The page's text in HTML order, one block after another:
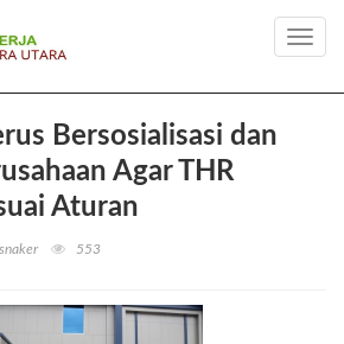
Bersosialisasi dan
Agar THR
Aturan
553